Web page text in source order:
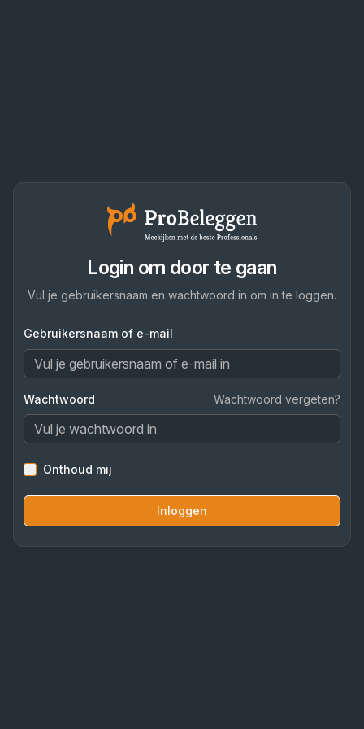
Login om door te gaan
Vul je gebruikersnaam en wachtwoord in om in te loggen.
Gebruikersnaam of e-mail
Wachtwoord Wachtwoord vergeten?
Onthoud mij
Inloggen